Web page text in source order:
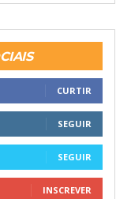
CURTIR
SEGUIR
SEGUIR
INSCREVER